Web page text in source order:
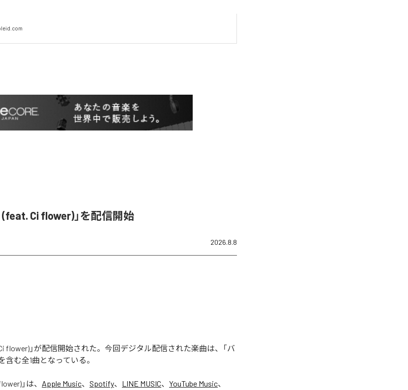
Ci flower)」を配信開始
2026.8.8
flower)」が配信開始された。今回デジタル配信された楽曲は、「バ
含む全1曲となっている。
」は、 Apple Music、 Spotify、 LINE MUSIC、 YouTube Music、